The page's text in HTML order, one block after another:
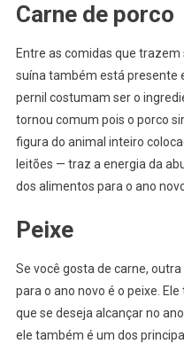
Carne de porco
Entre as comidas que
suína também está presente
pernil costumam ser o
tornou comum pois o porco
figura do animal inteiro
leitões — traz a energia da
dos alimentos para o ano
Peixe
Se você gosta de carne,
para o ano novo é o peixe.
que se deseja alcançar no
ele também é um dos